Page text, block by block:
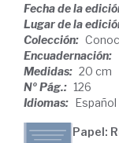
Fecha de la
Lugar de la
Colección:
Encuadernación:
Medidas: 20 cm
Nº Pág.: 126
Idiomas: Español
Papel: